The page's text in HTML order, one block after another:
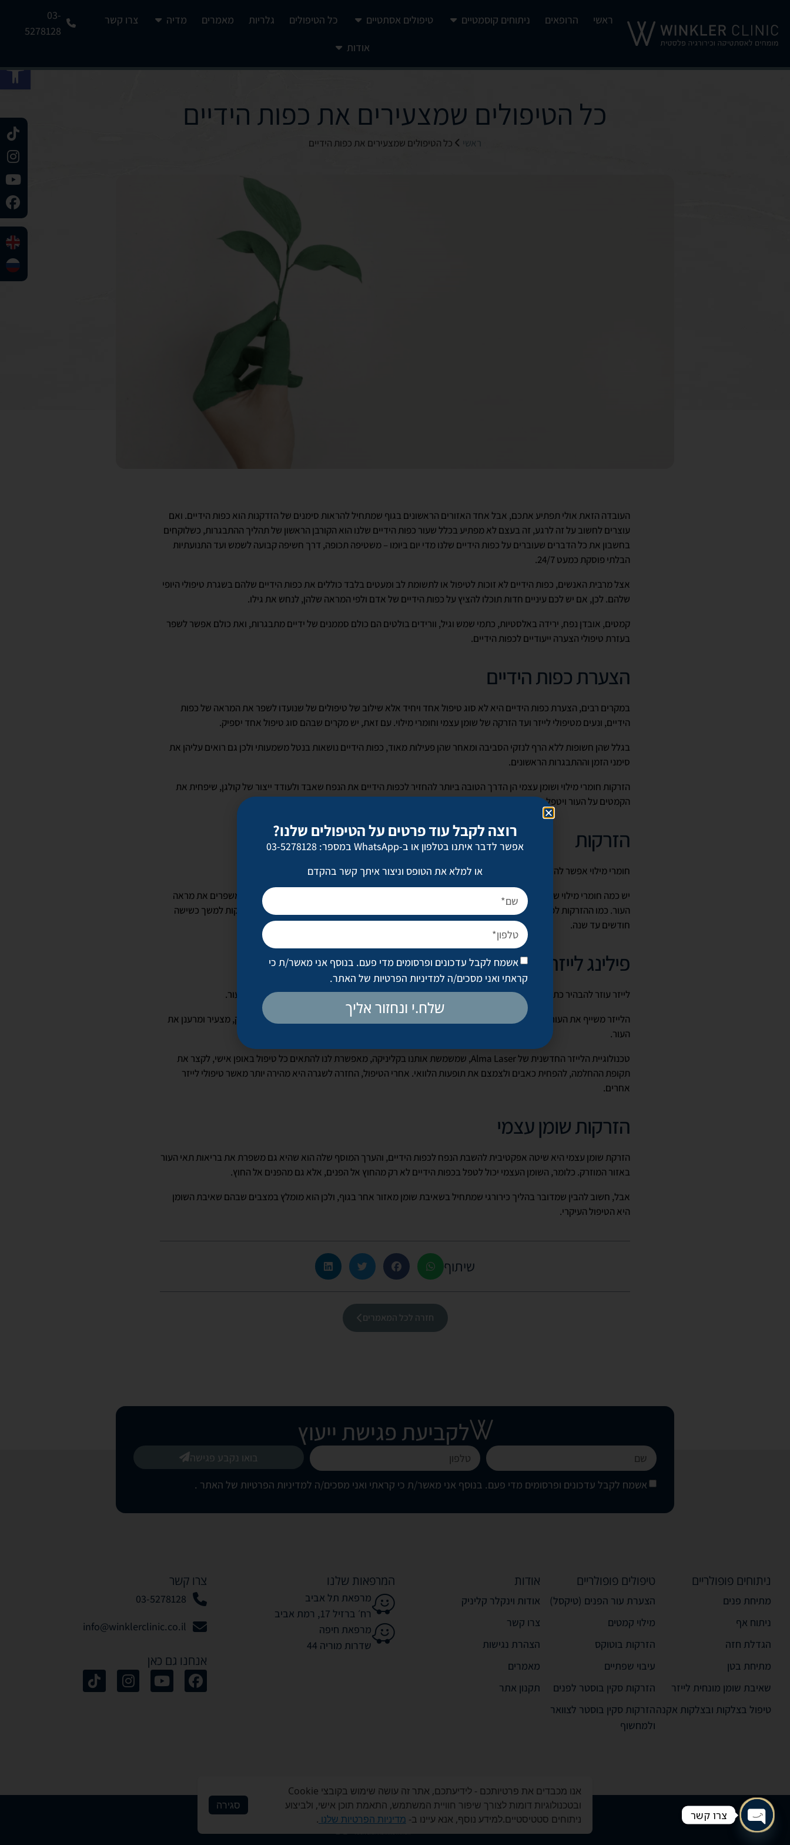
ראשי הרופאים ניתוחים קוסמטיים טיפולים אסתטיים כל הטיפולים גלריות מאמרים מדיה צרו קשר
אודות
03-
5278128
כל הטיפולים שמצעירים את כפות הידיים
ראשי כל הטיפולים שמצעירים את כפות הידיים
העובדה הזאת אולי תפתיע אתכם, אבל אחד האזורים הראשונים בגוף שמתחיל להראות סימנים של הזדקנות הוא כפות הידיים. ואם
עוצרים לחשוב על זה לרגע, זה בעצם לא מפתיע בכלל שעור כפות הידיים שלנו הוא הקורבן הראשון של תהליך ההתבגרות, כשלוקחים
בחשבון את כל הדברים שעוברים על כפות הידיים שלנו מדי יום ביומו – משטיפה תכופה, דרך חשיפה קבועה לשמש ועד התנועתיות
הבלתי פוסקת כמעט 24/7.
אצל מרבית האנשים, כפות הידיים לא זוכות לטיפול או לתשומת לב ומעטים בלבד כוללים את כפות הידיים שלהם בשגרת טיפולי היופי
שלהם. לכן, אם יש לכם עיניים חדות תוכלו להציץ על כפות הידיים של אדם ולפי המראה שלהן, לנחש את גילו.
קמטים, אובדן נפח, ירידה באלסטיות, כתמי שמש וגיל, וורידים בולטים הם כולם סממנים של ידיים מתבגרות, ואת כולם אפשר לשפר
בעזרת טיפולי הצערה ייעודיים לכפות הידיים.
הצערת כפות הידיים
במקרים רבים, הצערת כפות הידיים היא לא סוג טיפול אחד ויחיד אלא שילוב של טיפולים של שנועדו לשפר את המראה של כפות
הידיים, ונעים מטיפולי לייזר ועד הזרקה של שומן עצמי וחומרי מילוי. עם זאת, יש מקרים שבהם סוג טיפול אחד יספיק.
בגלל שהן חשופות ללא הרף לנזקי הסביבה ומאחר שהן פעילות מאוד, כפות הידיים נושאות בנטל משמעותי ולכן גם רואים עליהן את
סימני הזמן וההתבגרות הראשונים.
הזרקות חומרי מילוי ושומן עצמי הן הדרך הטובה ביותר להחזיר לכפות הידיים את הנפח שאבד ולעודד ייצור של קולגן, שיפחית את
הקמטים על העור ויטפל בוורידים הבולטים. לעומת זאת, טיפולי הלייזר והפילינג טובים לפיגמנטציה.
הזרקות
חומרי מילוי אפשר להזריק לא רק לפנים, אלא גם לאזורים אחרים בגוף שמאבדים נפחים, כולל גב כפות הידיים.
יש כמה חומרי מילוי שמתאימים במיוחד להצערת כפות הידיים, וגם מעודדים ייצור מוגבר של קולגן באזור ובכך משפרים את מראה
העור. כמו ההזרקות לפנים, גם ההזרקות לכפות הידיים הן טיפול מהיר עם תקופת החלמה קצרה, והתוצאות מחזיקות למשך כשישה
חודשים עד שנה.
פילינג לייזר
לייזר עוזר להבהיר כתמים על העור – מהיפרפיגמנטציה, דרך כתמי שמש ועד כתמי גיל – וגם לשפר את מרקם העור.
הלייזר משייף את העור ותהליך השיוף (פילינג) גם מעורר תהליכי בנייה של תאים בשכבה התת עורית, ובכך ממצק, מצעיר ומרענן את
העור.
טכנולוגיית הלייזר החדשנית של Alma Laser, שמשמשת אותנו בקליניקה, מאפשרת לנו להתאים כל טיפול באופן אישי, לקצר את
תקופת ההחלמה, להפחית כאבים ולצמצם את תופעות הלוואי. אחרי הטיפול, החזרה לשגרה היא מהירה יותר מאשר טיפולי לייזר
אחרים.
הזרקות שומן עצמי
הזרקת שומן עצמי היא שיטה אפקטיבית להשבת הנפח לכפות הידיים, והערך המוסף שלה הוא שהיא גם משפרת את בריאות תאי העור
באזור המוזרק. כלומר, השומן העצמי יכול לטפל בכפות הידיים לא רק מהחוץ אל הפנים, אלא גם מהפנים אל החוץ.
אבל, חשוב להבין שמדובר בהליך כירורגי שמתחיל בשאיבת שומן מאזור אחר בגוף, ולכן הוא מומלץ במצבים שבהם שאיבת השומן
היא הטיפול העיקרי.
שיתוף
חזרה לכל המאמרים
לקביעת פגישת ייעוץ
אשמח לקבל עדכונים ופרסומים מדי פעם. בנוסף אני מאשר/ת כי קראתי ואני מסכים/ה למדיניות הפרטיות של האתר .
בואו נקבע פגישה
ניתוחים פופולריים
מתיחת פנים
ניתוח אף
הגדלת חזה
מתיחת בטן
שאיבת שומן מונחית לייזר
טיפול בצלקות ובצלקות אקנה
טיפולים פופולריים
הצערת עור הפנים (טיקסל)
מילוי קמטים
הזרקות בוטוקס
עיבוי שפתיים
הזרקות סקין בוסטר לפנים
הזרקות סקין בוסטר לצוואר
ולמחשוף
אודות
אודות וינקלר קליניק
צרו קשר
הצהרת נגישות
מאמרים
תקנון אתר
המרפאות שלנו
מרפאת תל אביב
רח׳ ברזיל 17, רמת אביב
מרפאת חיפה
שדרות מוריה 44
צרו קשר
03-5278128
info@winklerclinic.co.il
אנחנו גם כאן
כל הזכויות שמורות לוינקלר קליניק © 2026
אנו מכבדים את פרטיותכם - לידיעתכם, אתר זה עושה שימוש בקובצי Cookie
ובטכנולוגיות דומות לצורך שיפור חוויית המשתמש, התאמת תוכן אישי, ולביצוע
ניתוחים סטטיסטיים.למידע נוסף, אנא עיינו ב- מדיניות הפרטיות שלנו .
סגירה
צרו קשר
Open chaty
רוצה לקבל עוד פרטים על הטיפולים שלנו?
אפשר לדבר איתנו בטלפון או ב-WhatsApp במספר: 03-5278128
או למלא את הטופס וניצור איתך קשר בהקדם
אשמח לקבל עדכונים ופרסומים מדי פעם. בנוסף אני מאשר/ת כי
קראתי ואני מסכים/ה למדיניות הפרטיות של האתר.
שלח.י ונחזור אליך